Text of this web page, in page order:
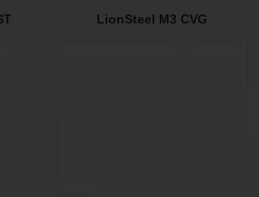
LionSteel M3 CVG